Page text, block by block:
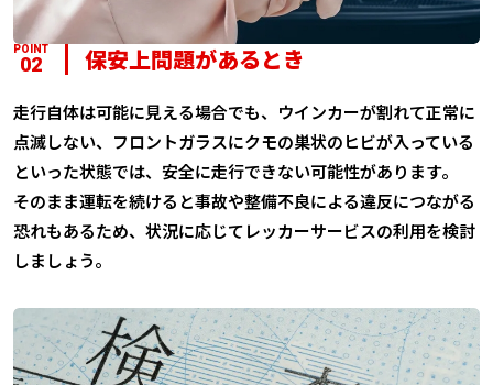
POINT
02 保安上問題があるとき
走行自体は可能に見える場合でも、ウインカーが割れて正常に
点滅しない、フロントガラスにクモの巣状のヒビが入っている
といった状態では、安全に走行できない可能性があります。
そのまま運転を続けると事故や整備不良による違反につながる
恐れもあるため、状況に応じてレッカーサービスの利用を検討
しましょう。